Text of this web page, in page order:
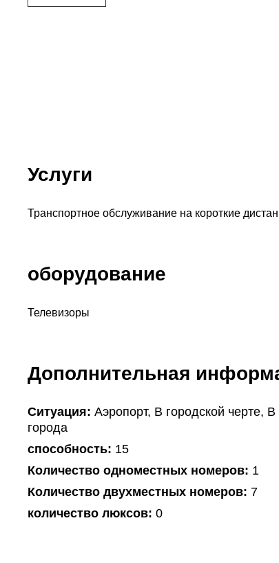
Услуги
Транспортное обслуживание на короткие
оборудование
Телевизоры
Дополнительная
Ситуация: Аэропорт, В городской черте,
города
способность: 15
Количество одноместных номеров: 1
Количество двухместных номеров: 7
количество люксов: 0